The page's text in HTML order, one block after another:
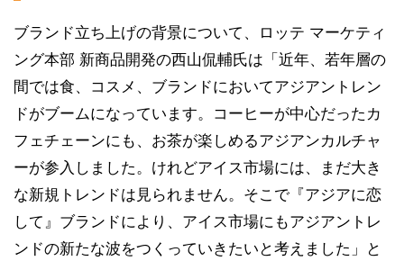
ブランド立ち上げの背景について、ロッテ マーケティ
ング本部 新商品開発の西山侃輔氏は「近年、若年層の
間では食、コスメ、ブランドにおいてアジアントレン
ドがブームになっています。コーヒーが中心だったカ
フェチェーンにも、お茶が楽しめるアジアンカルチャ
ーが参入しました。けれどアイス市場には、まだ大き
な新規トレンドは見られません。そこで『アジアに恋
して』ブランドにより、アイス市場にもアジアントレ
ンドの新たな波をつくっていきたいと考えました」と